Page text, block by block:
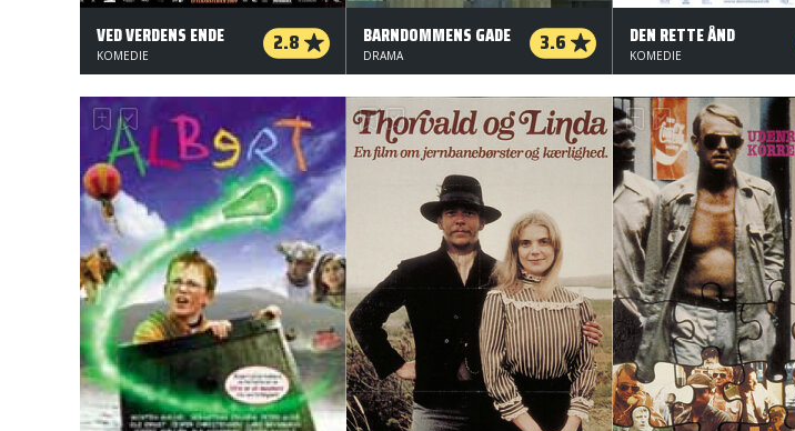
VED VERDENS ENDE 2.8
KOMEDIE
BARNDOMMENS GADE 3.6
DRAMA
DEN RETTE ÅND
KOMEDIE